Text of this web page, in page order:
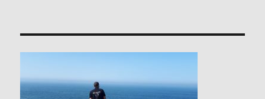
–
Pola
de